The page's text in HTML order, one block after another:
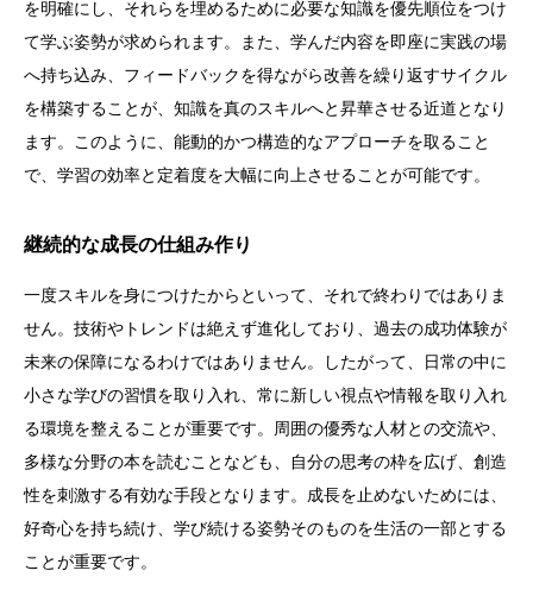
を明確にし、それらを埋めるために必要な知識を優先順位をつけ
て学ぶ姿勢が求められます。また、学んだ内容を即座に実践の場
へ持ち込み、フィードバックを得ながら改善を繰り返すサイクル
を構築することが、知識を真のスキルへと昇華させる近道となり
ます。このように、能動的かつ構造的なアプローチを取ること
で、学習の効率と定着度を大幅に向上させることが可能です。
継続的な成長の仕組み作り
一度スキルを身につけたからといって、それで終わりではありま
せん。技術やトレンドは絶えず進化しており、過去の成功体験が
未来の保障になるわけではありません。したがって、日常の中に
小さな学びの習慣を取り入れ、常に新しい視点や情報を取り入れ
る環境を整えることが重要です。周囲の優秀な人材との交流や、
多様な分野の本を読むことなども、自分の思考の枠を広げ、創造
性を刺激する有効な手段となります。成長を止めないためには、
好奇心を持ち続け、学び続ける姿勢そのものを生活の一部とする
ことが重要です。